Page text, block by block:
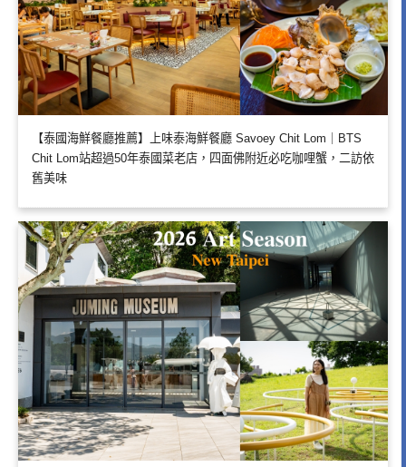
【泰國海鮮餐廳推薦】上味泰海鮮餐廳 Savoey Chit Lom｜BTS
Chit Lom站超過50年泰國菜老店，四面佛附近必吃咖哩蟹，二訪依
舊美味